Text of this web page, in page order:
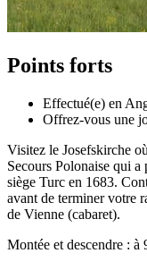
Points forts
Effectué(e) en
Offrez-vous une
Visitez le Josefskirche
Secours Polonaise qui
siège Turc en 1683.
avant de terminer votre
de Vienne (cabaret).
Montée et descendre : à